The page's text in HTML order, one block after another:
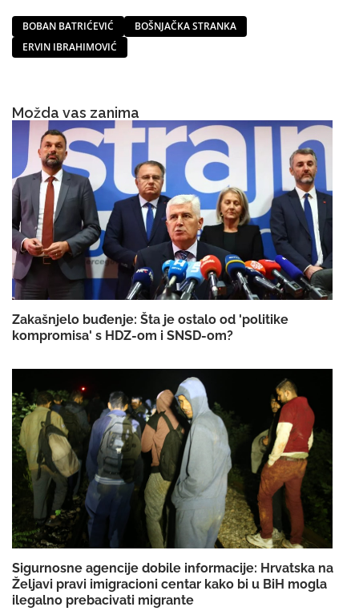
BOBAN BATRIĆEVIĆ
BOŠNJAČKA STRANKA
ERVIN IBRAHIMOVIĆ
Možda vas zanima
Zakašnjelo buđenje: Šta je ostalo od 'politike
kompromisa' s HDZ-om i SNSD-om?
Sigurnosne agencije dobile informacije: Hrvatska na
Željavi pravi imigracioni centar kako bi u BiH mogla
ilegalno prebacivati migrante